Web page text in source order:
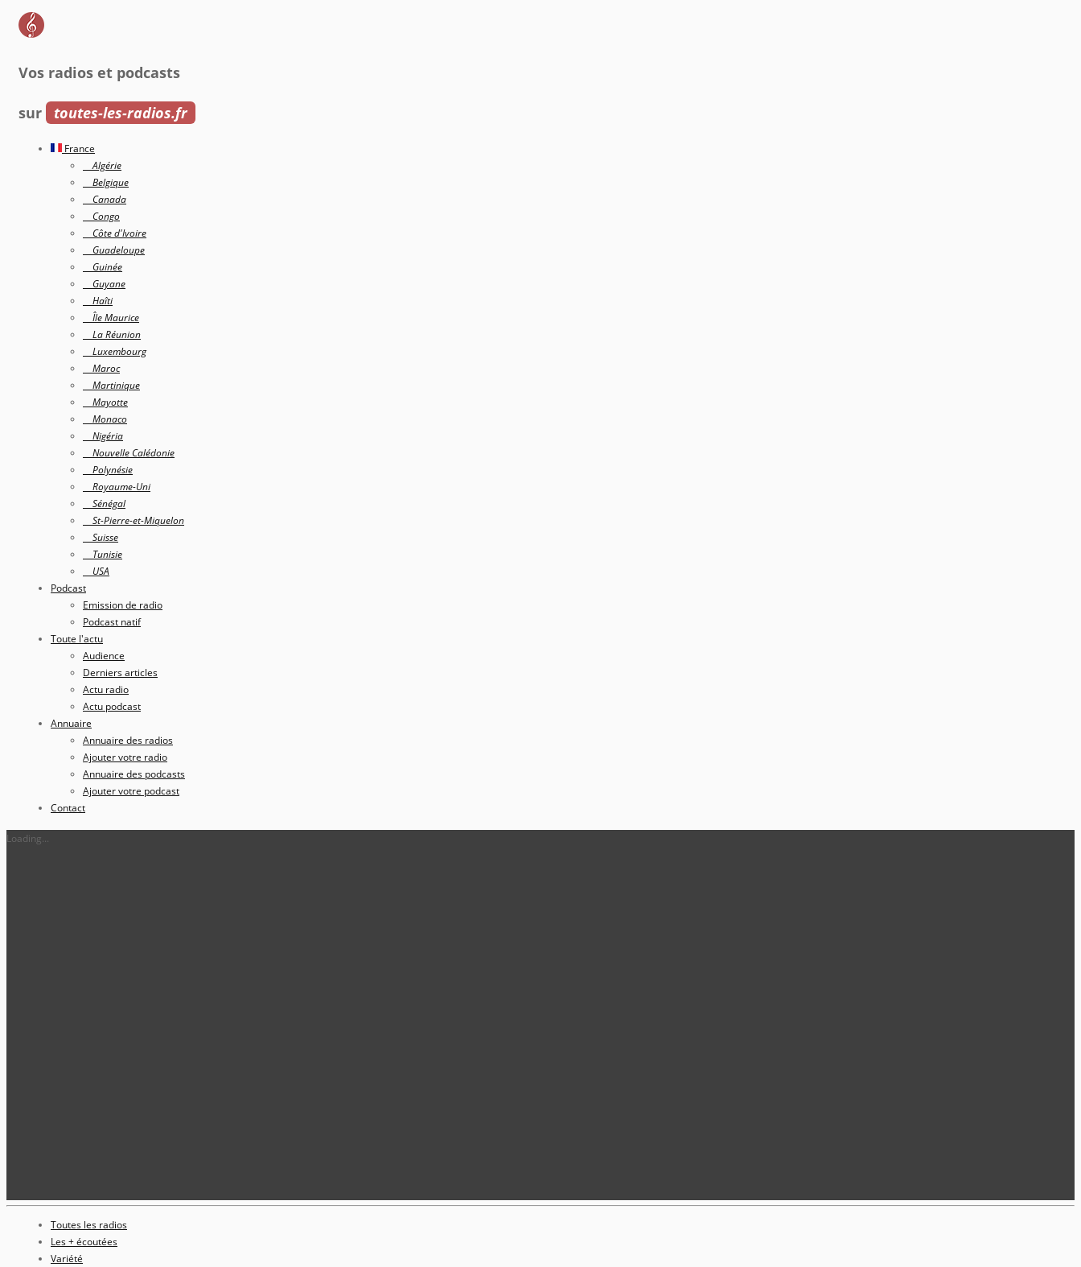
Vos radios et podcasts
sur toutes-les-radios.fr
France
Algérie
Belgique
Canada
Congo
Côte d'Ivoire
Guadeloupe
Guinée
Guyane
Haîti
Île Maurice
La Réunion
Luxembourg
Maroc
Martinique
Mayotte
Monaco
Nigéria
Nouvelle Calédonie
Polynésie
Royaume-Uni
Sénégal
St-Pierre-et-Miquelon
Suisse
Tunisie
USA
Podcast
Emission de radio
Podcast natif
Toute l'actu
Audience
Derniers articles
Actu radio
Actu podcast
Annuaire
Annuaire des radios
Ajouter votre radio
Annuaire des podcasts
Ajouter votre podcast
Contact
Loading...
Toutes les radios
Les + écoutées
Variété